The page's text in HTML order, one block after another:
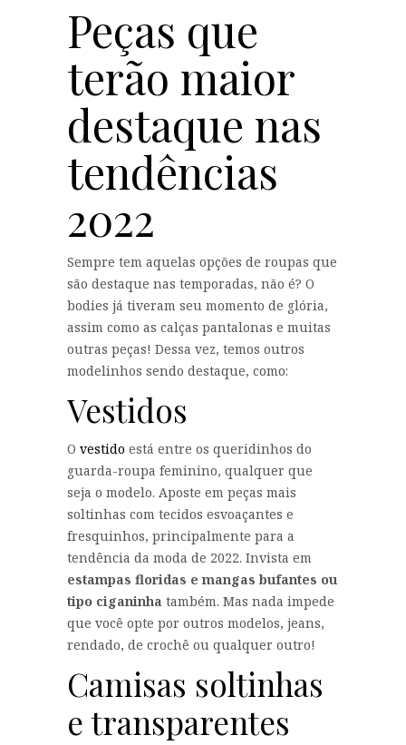
Peças que
terão maior
destaque nas
tendências
2022
Sempre tem aquelas opções de roupas que
são destaque nas temporadas, não é? O
bodies já tiveram seu momento de glória,
assim como as calças pantalonas e muitas
outras peças! Dessa vez, temos outros
modelinhos sendo destaque, como:
Vestidos
O vestido está entre os queridinhos do
guarda-roupa feminino, qualquer que
seja o modelo. Aposte em peças mais
soltinhas com tecidos esvoaçantes e
fresquinhos, principalmente para a
tendência da moda de 2022. Invista em
estampas floridas e mangas bufantes ou
tipo ciganinha também. Mas nada impede
que você opte por outros modelos, jeans,
rendado, de crochê ou qualquer outro!
Camisas soltinhas
e transparentes